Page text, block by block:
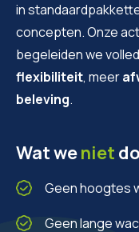
in
concepten. Onze
begeleiden we
flexibiliteit, meer
beleving.
Wat weniet
Geen hoogtes
Geen lange